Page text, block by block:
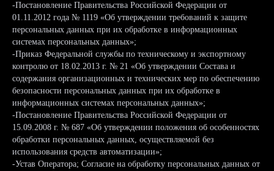
-Постановление Правительства Российской Федерации от
01.11.2012 года № 1119 «Об утверждении требований к защите
персональных данных при их обработке в информационных
системах персональных данных»;
-Приказ Федеральной службы по техническому и экспортному
контролю от 18.02.2013 г. № 21 «Об утверждении Состава и
содержания организационных и технических мер по обеспечению
безопасности персональных данных при их обработке в
информационных системах персональных данных»;
-Постановление Правительства Российской Федерации от
15.09.2008 г. № 687 «Об утверждении положения об особенностях
обработки персональных данных, осуществляемой без
использования средств автоматизации»;
-Устав Оператора; Согласие на обработку персональных данных от